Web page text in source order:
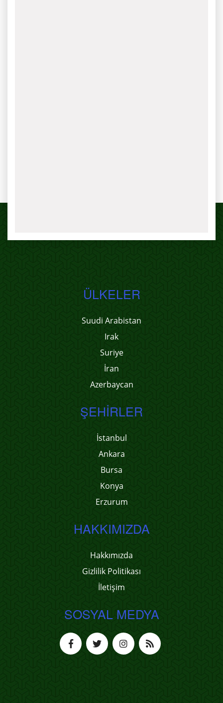
ÜLKELER
Suudi Arabistan
Irak
Suriye
İran
Azerbaycan
ŞEHIRLER
İstanbul
Ankara
Bursa
Konya
Erzurum
HAKKIMIZDA
Hakkımızda
Gizlilik Politikası
İletişim
SOSYAL MEDYA